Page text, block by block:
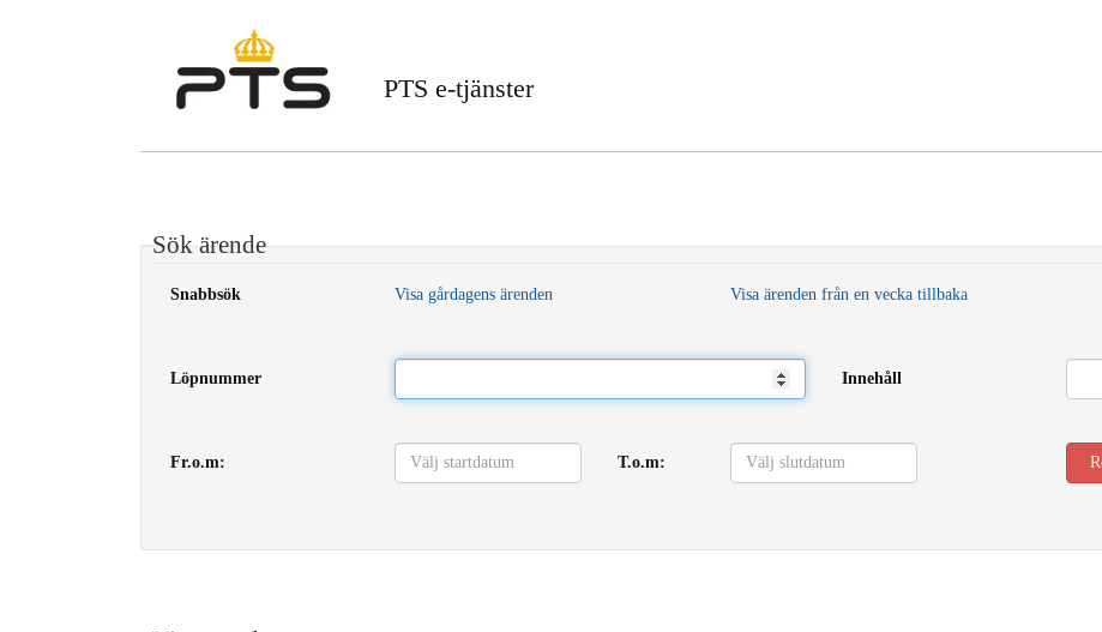
PTS e-tjänster
Sök ärende
Snabbsök Visa gårdagens ärenden Visa ärenden från en vecka tillbaka
Löpnummer Innehåll
Fr.o.m: T.o.m: